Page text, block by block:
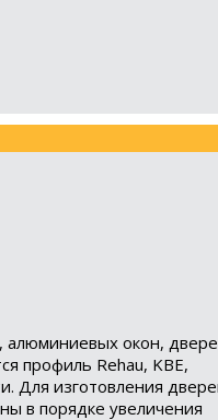
алюминиевых окон,
профиль Rehau, KBE,
Для изготовления
в порядке увеличения